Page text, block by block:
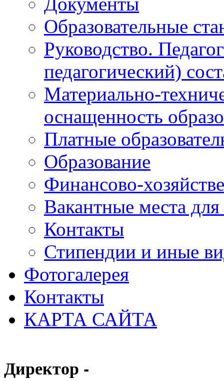
Образовательные
Руководство.
педагогический)
Материально-
оснащенность
Платные
Образование
Финансово-
Вакантные места
Контакты
Стипендии и иные
Фотогалерея
Контакты
КАРТА САЙТА
Директор -